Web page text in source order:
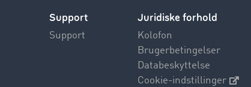
Support
Support
Juridiske forhold
Kolofon
Brugerbetingelser
Databeskyttelse
Cookie-indstillinger